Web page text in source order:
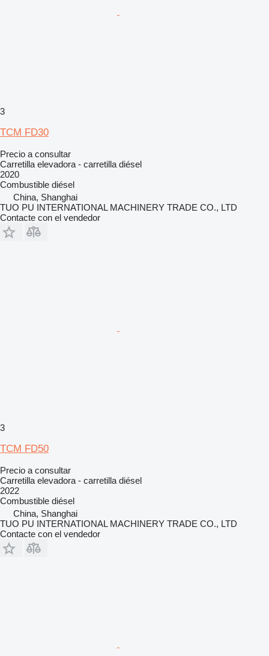
3
TCM FD30
Precio a consultar
Carretilla elevadora - carretilla diésel
2020
Combustible diésel
China, Shanghai
TUO PU INTERNATIONAL MACHINERY TRADE CO., LTD
Contacte con el vendedor
3
TCM FD50
Precio a consultar
Carretilla elevadora - carretilla diésel
2022
Combustible diésel
China, Shanghai
TUO PU INTERNATIONAL MACHINERY TRADE CO., LTD
Contacte con el vendedor